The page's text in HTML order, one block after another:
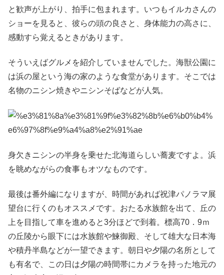
と歓声が上がり、拍手に包まれます。いつもイルカさんの
ショーを見ると、彼らの頭の良さと、身体能力の高さに、
感動すら覚えるときがあります。
そういえばグルメを紹介していませんでした。海獣公園に
は浜の屋という海の家のような食堂があります。そこでは
名物のニシン焼きやニシンそばなどが人気。
身欠きニシンの半身を乗せた北海道らしい蕎麦ですよ。浜
を眺めながらの食事もオツなものです。
最後は番外編になりますが、時間があれば祝津パノラマ展
望台に行くのもオススメです。おたる水族館を出て、丘の
上を目指して車を進めると3分ほどで到着。標高70．9ｍ
の丘陵から眼下には水族館や鰊御殿、そして雄大な日本海
や積丹半島などが一望できます。朝日や夕陽の名所として
も有名で、この日は夕陽の時間帯にカメラを持った地元の